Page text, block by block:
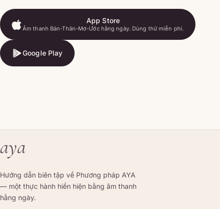
App Store
Âm thanh Bản-Thân-Mơ-Ước hằng ngày. Dùng thử miễn phí.
App Store
Google Play
Google Play
aya
Hướng dẫn biên tập về Phương pháp AYA
— một thực hành hiển hiện bằng âm thanh
hằng ngày.